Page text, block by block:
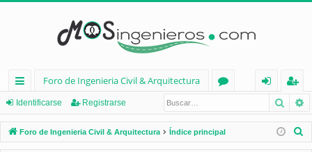
nl
ac
es
Foro de Ingenieria Civil & Arquitectura
os
nt
ifi
eg
ist
ra
Identificarse Registrarse
Foro de Ingenieria Civil & Arquitectura Índice principal